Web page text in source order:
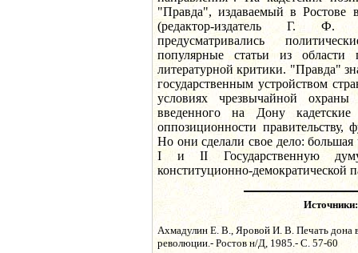
"Правда", издаваемый в Ростове в
(редактор-издатель Г. Ф.
предусматривались
популярные статьи из области
литературной критики. "Правда"
государственным устройством
условиях чрезвычайной
введенного на Дону
оппозиционности правительству,
Но они сделали свое дело: большая
I и II Государственную
конституционно-демократической
Источники:
Ахмадулин Е. В., Яровой И. В. Печать дона
революции.- Ростов н/Д, 1985.- С. 57-60